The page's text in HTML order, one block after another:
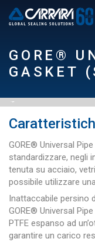
GORE®
GASKET
GORE® Universal
standardizzare, negli
tenuta su acciaio,
possibile utilizzare
Inattaccabile persino
GORE® Universal
PTFE espanso ad
garantire un carico